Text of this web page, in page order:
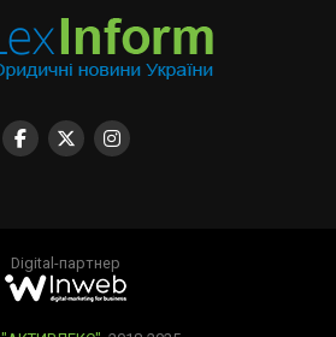
Digital-партнер